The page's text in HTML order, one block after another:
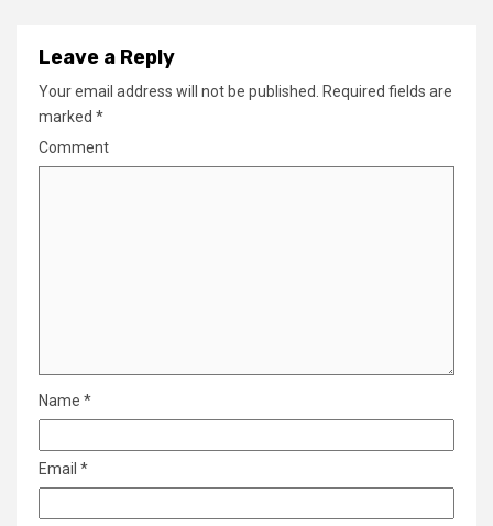
Leave a Reply
Your email address will not be published. Required fields are
marked *
Comment
Name *
Email *